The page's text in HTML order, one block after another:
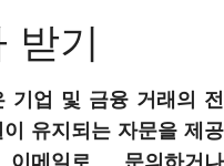
받기
기업 및 금융 거래의 전
유지되는 자문을 제공